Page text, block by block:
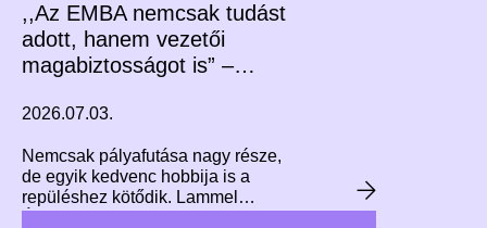
,,Az EMBA nemcsak tudást
adott, hanem vezetői
magabiztosságot is” –
2026.07.03.
Nemcsak pályafutása nagy része,
de egyik kedvenc hobbija is a
repüléshez kötődik. Lammel